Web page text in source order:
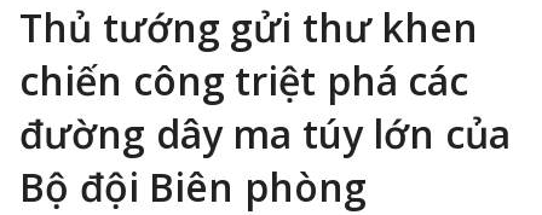
Thủ tướng gửi thư khen
chiến công triệt phá các
đường dây ma túy lớn của
Bộ đội Biên phòng